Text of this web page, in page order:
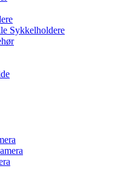
Sykkelholdere